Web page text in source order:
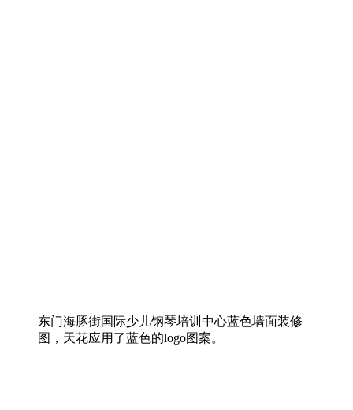
东门海豚街国际少儿钢琴培训中心蓝色墙面装修
图，天花应用了蓝色的logo图案。